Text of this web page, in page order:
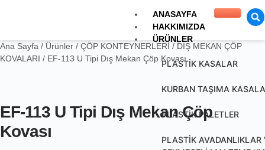
ANASAYFA
HAKKIMIZDA
ÜRÜNLER
PLASTİK KASALAR
KURBAN TAŞIMA
PLASTİK PALETLER
PLASTİK AVADANLIKLAR
Ana Sayfa / Ürünler / ÇÖP KONTEYNERLERİ / DIŞ MEKAN ÇÖP
KOVALARI / EF-113 U Tipi Dış Mekan Çöp Kovası
EF-113 U Tipi Dış Mekan Çöp
Kovası